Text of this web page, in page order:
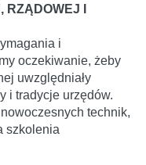
I
i
oczekiwanie, żeby
uwzględniały
i tradycje urzędów.
technik,
szkolenia